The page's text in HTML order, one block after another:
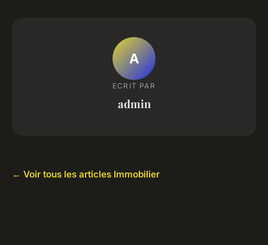
A
ECRIT PAR
admin
← Voir tous les articles Immobilier